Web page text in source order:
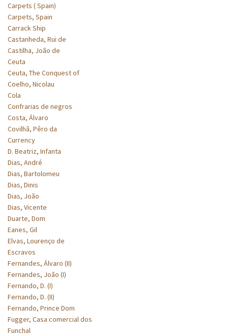
Carpets ( Spain)
Carpets, Spain
Carrack Ship
Castanheda, Rui de
Castilha, João de
Ceuta
Ceuta, The Conquest of
Coelho, Nicolau
Cola
Confrarias de negros
Costa, Álvaro
Covilhã, Pêro da
Currency
D. Beatriz, Infanta
Dias, André
Dias, Bartolomeu
Dias, Dinis
Dias, João
Dias, Vicente
Duarte, Dom
Eanes, Gil
Elvas, Lourenço de
Escravos
Fernandes, Álvaro (II)
Fernandes, João (I)
Fernando, D. (I)
Fernando, D. (II)
Fernando, Prince Dom
Fugger, Casa comercial dos
Funchal